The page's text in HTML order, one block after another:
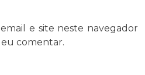
e site neste navegador
comentar.